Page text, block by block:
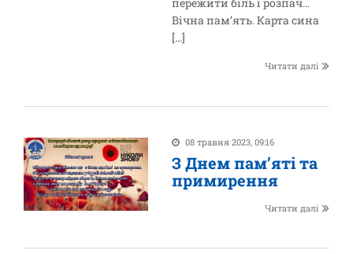
Вічна пам’ять. Карта сина
[…]
Читати далі
08 травня 2023, 09:16
З Днем пам’яті та
примирення
Читати далі